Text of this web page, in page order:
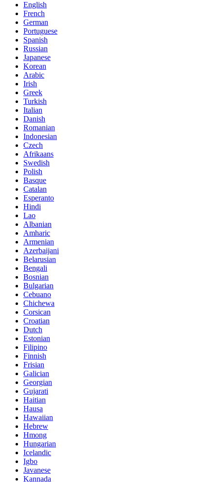
English
French
German
Portuguese
Spanish
Russian
Japanese
Korean
Arabic
Irish
Greek
Turkish
Italian
Danish
Romanian
Indonesian
Czech
Afrikaans
Swedish
Polish
Basque
Catalan
Esperanto
Hindi
Lao
Albanian
Amharic
Armenian
Azerbaijani
Belarusian
Bengali
Bosnian
Bulgarian
Cebuano
Chichewa
Corsican
Croatian
Dutch
Estonian
Filipino
Finnish
Frisian
Galician
Georgian
Gujarati
Haitian
Hausa
Hawaiian
Hebrew
Hmong
Hungarian
Icelandic
Igbo
Javanese
Kannada